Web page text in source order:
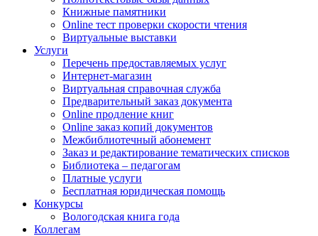
Книжные памятники
Online тест проверки скорости чтения
Виртуальные выставки
Услуги
Перечень предоставляемых услуг
Интернет-магазин
Виртуальная справочная служба
Предварительный заказ документа
Online продление книг
Online заказ копий документов
Межбиблиотечный абонемент
Заказ и редактирование тематических списков
Библиотека – педагогам
Платные услуги
Бесплатная юридическая помощь
Конкурсы
Вологодская книга года
Коллегам